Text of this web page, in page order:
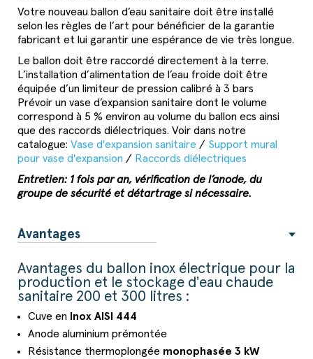
Votre nouveau ballon d’eau sanitaire doit être installé
selon les règles de l’art pour bénéficier de la garantie
fabricant et lui garantir une espérance de vie très longue.
Le ballon doit être raccordé directement à la terre.
L’installation d’alimentation de l’eau froide doit être
équipée d’un limiteur de pression calibré à 3 bars
Prévoir un vase d’expansion sanitaire dont le volume
correspond à 5 % environ au volume du ballon ecs ainsi
que des raccords diélectriques. Voir dans notre
catalogue: Vase d'expansion sanitaire / Support mural
pour vase d'expansion / Raccords diélectriques
Entretien: 1 fois par an, vérification de l’anode, du
groupe de sécurité et détartrage si nécessaire.
Avantages
Avantages du ballon inox électrique pour la
production et le stockage d'eau chaude
sanitaire 200 et 300 litres :
Cuve en Inox AISI 444
Anode aluminium prémontée
Résistance thermoplongée monophasée 3 kW